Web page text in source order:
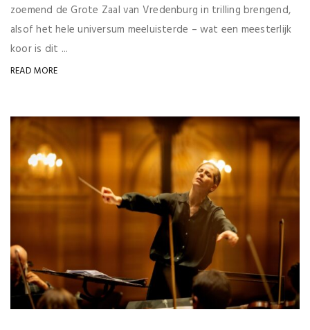
zoemend de Grote Zaal van Vredenburg in trilling brengend,
alsof het hele universum meeluisterde – wat een meesterlijk
koor is dit ...
READ MORE